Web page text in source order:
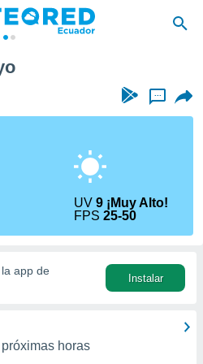
...
UV9 ¡Muy Alto!
FPS25-50
la app de
Instalar
horas